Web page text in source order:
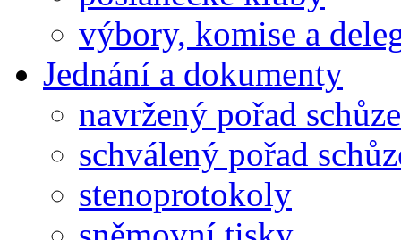
výbory, komise a
Jednání a dokumenty
navržený pořad schůze
schválený pořad
stenoprotokoly